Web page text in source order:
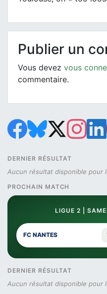
Publier un
Vous devez vous
commentaire.
DERNIER RÉSULTAT
Aucun résultat disponible pour
PROCHAIN MATCH
LIGUE 2 |
FC NANTES
DERNIER RÉSULTAT
Aucun résultat disponible pour